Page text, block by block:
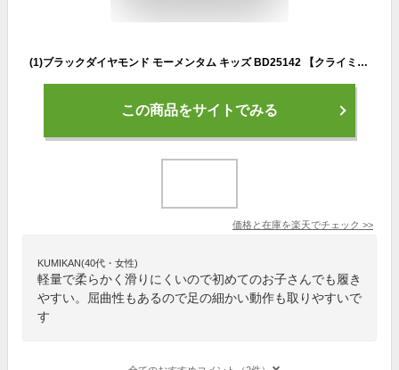
(1)ブラックダイヤモンド モーメンタム キッズ BD25142 【クライミングシューズ・ボルダリングシューズ】【キッズクライミングシューズ】
この商品をサイトでみる
価格と在庫を楽天でチェック >>
KUMIKAN(40代・女性)
軽量で柔らかく滑りにくいので初めてのお子さんでも履き
やすい。屈曲性もあるので足の細かい動作も取りやすいで
す